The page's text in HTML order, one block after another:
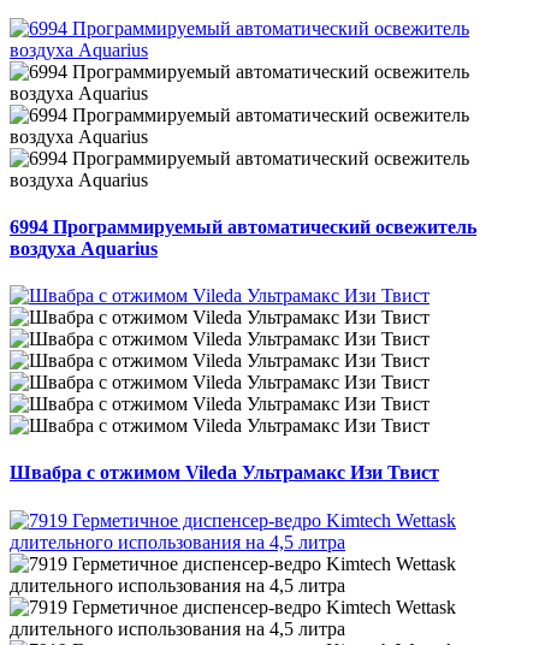
6994 Программируемый автоматический освежитель
воздуха Aquarius
Швабра с отжимом Vileda Ультрамакс Изи Твист